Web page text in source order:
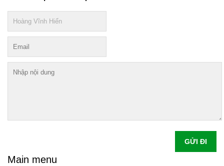
GỬI ĐI
Main menu